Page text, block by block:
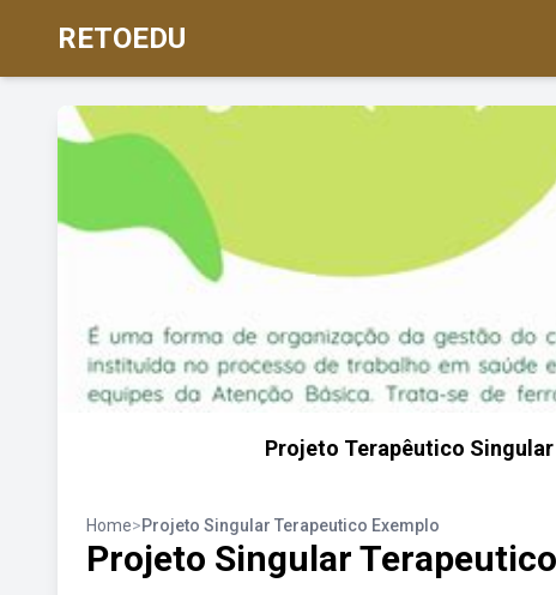
RETOEDU
Projeto Terapêutico
Home>Projeto Singular Terapeutico Exemplo
Projeto Singular